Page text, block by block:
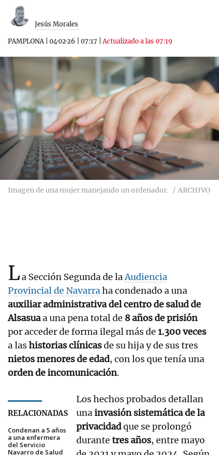
Jesús Morales
PAMPLONA| 04·02·26 07:17 |Actualizado a las 07:19
Imagen de una mujer manejando un ordenador. ARCHIVO
La Sección Segunda de laAudiencia
Provincial de Navarraha condenado a una
auxiliar administrativa del centro de salud de
Alsasuaa una pena total de 8 años de prisión
por acceder de forma ilegal más de 1.300 veces
a lashistorias clínicasde su hija y de sus tres
nietos menores de edad, con los que tenía una
orden de incomunicación.
RELACIONADAS
Condenan a 5 años
a una enfermera
del Servicio
Navarro de Salud
Los hechos probados detallan
unainvasión sistemática de la
privacidadque se prolongó
durante tres años, entre mayo